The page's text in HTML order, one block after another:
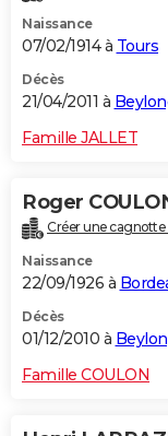
Naissance
07/02/1914 à Tours
Décès
21/04/2011 à
Famille JALLET
Roger
Créer une cagnotte
Naissance
22/09/1926 à
Décès
01/12/2010 à
Famille COULON